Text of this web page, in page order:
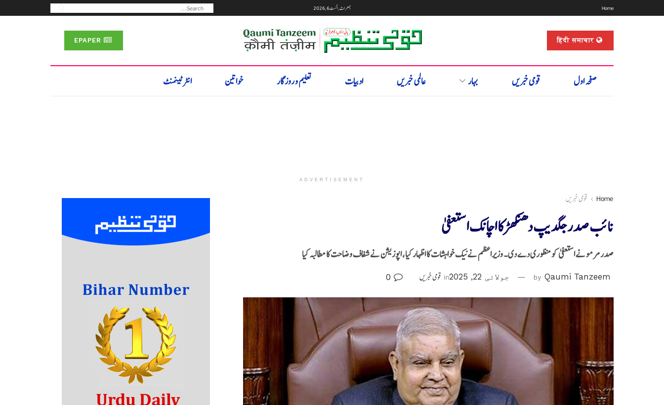
Home جمعرات, اگست 6, 2026
हिंदी समाचार
صفحہ اول قومی خبریں بہار عالمی خبریں ادبیات تعلیم و روزگار خواتین انٹرٹینمنٹ
ADVERTISEMENT
Home قومی خبریں
نائب صدر جگدیپ دھنکھڑ کا اچانک استعفیٰ
صدر مرمو نے استعفیٰ کو منظوری دے دی۔ وزیراعظم نے نیک خواہشات کا اظہار کیا، اپوزیشن نے شفاف وضاحت کا مطالبہ کیا
by Qaumi Tanzeem جولائی 22, 2025 in قومی خبریں